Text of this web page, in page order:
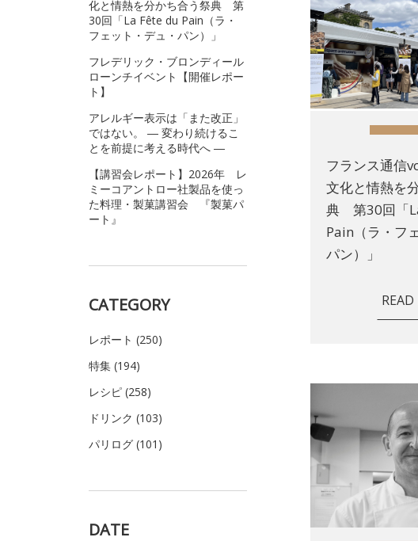
フランス通信
文化と情熱を
典 第30回「
Pain（ラ・フ
パン）」
化と情熱を分かち合う祭典 第
30回「La Fête du Pain（ラ・
フェット・デュ・パン）」
フレデリック・ブロンディール
ローンチイベント【開催レポー
ト】
アレルギー表示は「また改正」
ではない。 ― 変わり続けるこ
とを前提に考える時代へ ―
【講習会レポート】2026年 レ
ミーコアントロー社製品を使っ
た料理・製菓講習会 『製菓パ
ート』
CATEGORY
レポート (250)
特集 (194)
レシピ (258)
ドリンク (103)
パリログ (101)
DATE